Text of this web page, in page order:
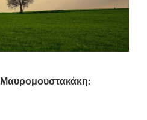
Μαυρομουστακάκη: